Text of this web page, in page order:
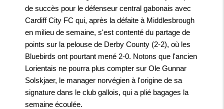
de succès pour le défenseur central gabonais avec
Cardiff City FC qui, après la défaite à Middlesbrough
en milieu de semaine, s'est contenté du partage de
points sur la pelouse de Derby County (2-2), où les
Bluebirds ont pourtant mené 2-0. Notons que l'ancien
Lorientais ne pourra plus compter sur Ole Gunnar
Solskjaer, le manager norvégien à l'origine de sa
signature dans le club gallois, qui a plié bagages la
semaine écoulée.